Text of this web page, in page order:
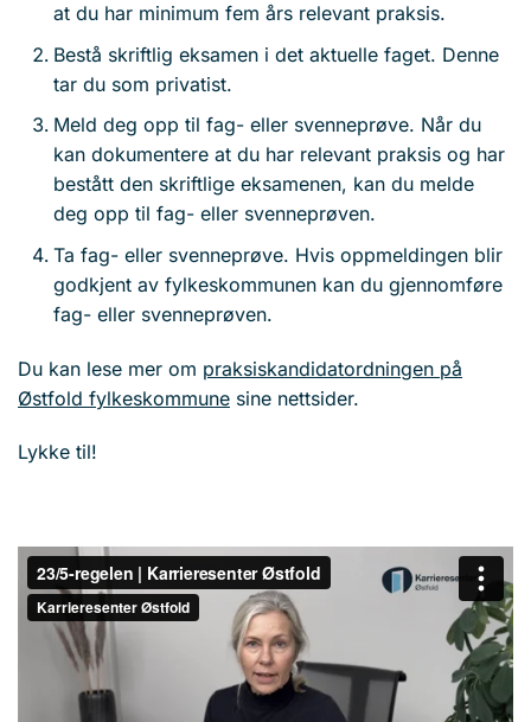
at du har minimum fem års relevant praksis.
Bestå skriftlig eksamen i det aktuelle faget. Denne
tar du som privatist.
Meld deg opp til fag- eller svenneprøve. Når du
kan dokumentere at du har relevant praksis og har
bestått den skriftlige eksamenen, kan du melde
deg opp til fag- eller svenneprøven.
Ta fag- eller svenneprøve. Hvis oppmeldingen blir
godkjent av fylkeskommunen kan du gjennomføre
fag- eller svenneprøven.
Du kan lese mer om praksiskandidatordningen på
Østfold fylkeskommune sine nettsider.
Lykke til!